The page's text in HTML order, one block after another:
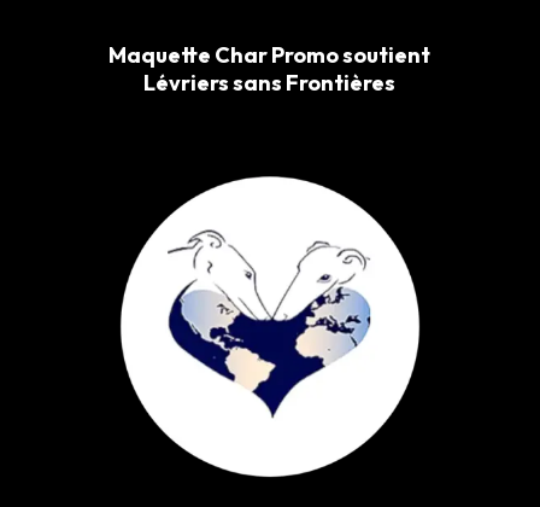
Maquette Char Promo soutient
Lévriers sans Frontières